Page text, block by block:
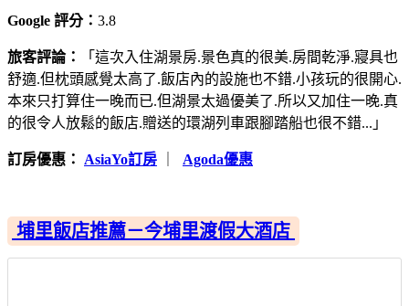
Google 評分： 3.8
旅客評論：
「這次入住湖景房.景色真的很美.房間乾淨.寢具也
舒適.但枕頭感覺太高了.飯店內的設施也不錯.小孩玩的很開心.
本來只打算住一晚而已.但湖景太過優美了.所以又加住一晚.真
的很令人放鬆的飯店.贈送的環湖列車跟腳踏船也很不錯...」
訂房優惠： AsiaYo訂房 Agoda優惠
埔里飯店推薦－今埔里渡假大酒店